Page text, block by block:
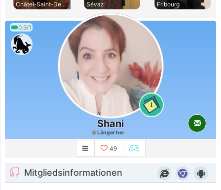
Châtel-Saint-Denis
Sévaz
Fribourg
0.9/1
1
Shani
Länger her
49
Mitgliedsinformationen